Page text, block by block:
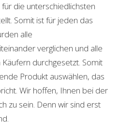
für die unterschiedlichsten
Somit ist für jeden das
alle
verglichen und alle
durchgesetzt. Somit
Produkt auswählen, das
Wir hoffen, Ihnen bei der
zu sein. Denn wir sind erst